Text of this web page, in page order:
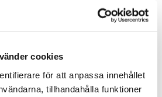
cookies
för att anpassa innehållet
tillhandahålla funktioner
20st påsar och
dos är max 400 mg koffein om